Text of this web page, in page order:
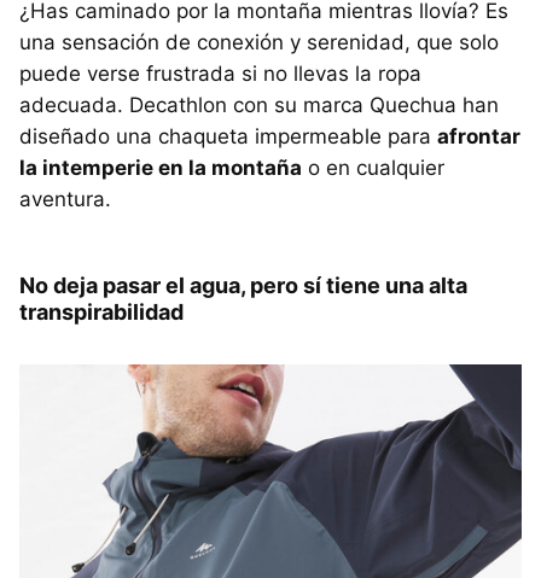
¿Has caminado por la montaña mientras llovía? Es
una sensación de conexión y serenidad, que solo
puede verse frustrada si no llevas la ropa
adecuada. Decathlon con su marca Quechua han
diseñado una chaqueta impermeable para afrontar
la intemperie en la montaña o en cualquier
aventura.
No deja pasar el agua, pero sí tiene una alta
transpirabilidad